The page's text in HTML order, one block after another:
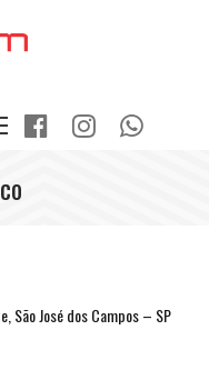
São José dos Campos – SP